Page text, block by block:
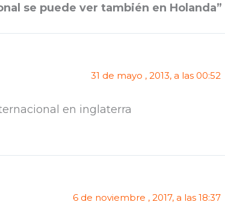
se puede ver también en Holanda”
31 de mayo , 2013, a las 00:52
en inglaterra
6 de noviembre , 2017, a las 18:37